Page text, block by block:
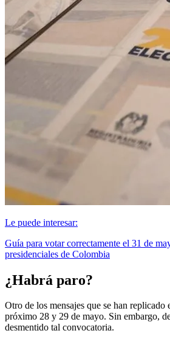
Le puede interesar:
Guía para votar correctamente el 31 de
presidenciales de Colombia
¿Habrá paro?
Otro de los mensajes que se han replicado
próximo 28 y 29 de mayo. Sin embargo,
desmentido tal convocatoria.